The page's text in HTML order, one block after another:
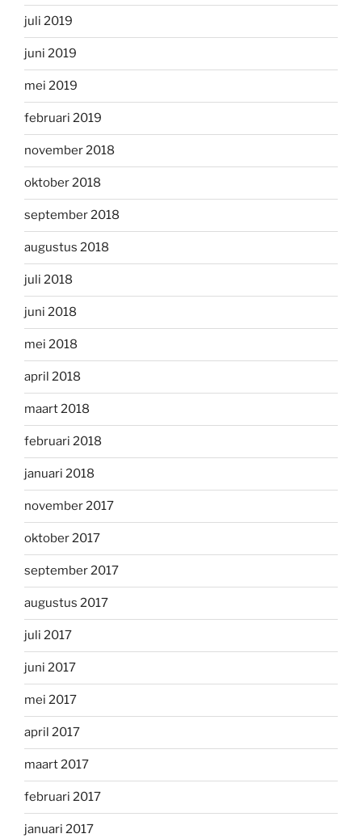
juli 2019
juni 2019
mei 2019
februari 2019
november 2018
oktober 2018
september 2018
augustus 2018
juli 2018
juni 2018
mei 2018
april 2018
maart 2018
februari 2018
januari 2018
november 2017
oktober 2017
september 2017
augustus 2017
juli 2017
juni 2017
mei 2017
april 2017
maart 2017
februari 2017
januari 2017